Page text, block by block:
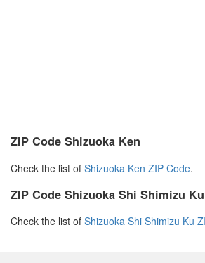
ZIP Code Shizuoka Ken
Check the list of Shizuoka Ken ZIP Code.
ZIP Code Shizuoka Shi Shimizu Ku
Check the list of Shizuoka Shi Shimizu Ku